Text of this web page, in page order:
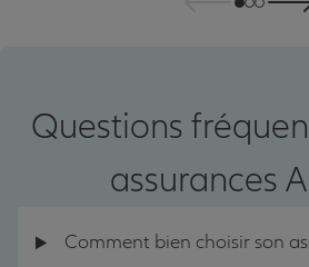
Questions
assurances
Comment bien choisir son